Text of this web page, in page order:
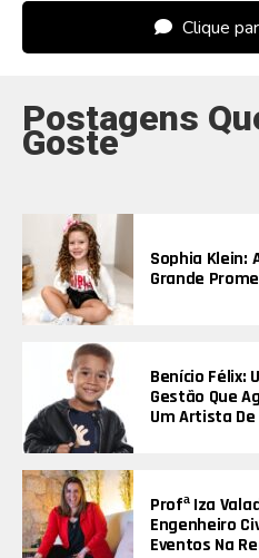
Clique
Postagens
Goste
Sophia Klein:
Grande
Benício Félix:
Gestão Que
Um Artista
Profª Iza
Engenheiro
Eventos Na